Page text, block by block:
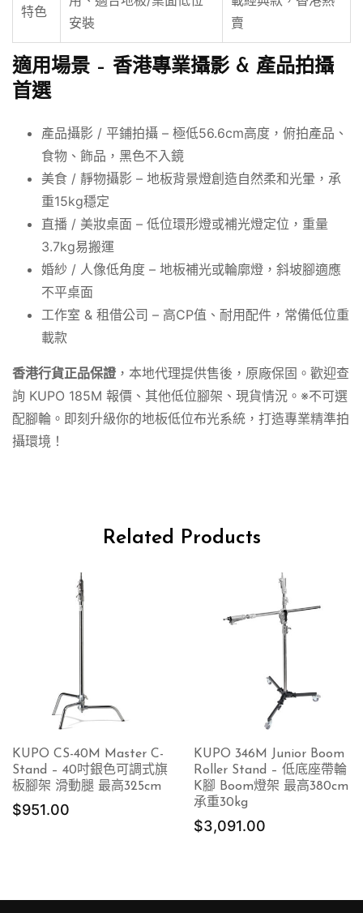
特色
安裝
賣
適用場景 – 香港專業攝影 & 產品拍攝
首選
產品攝影 / 平鋪拍攝 – 極低56.6cm高度，俯拍產品、
食物、飾品，黑色不入鏡
美食 / 靜物攝影 – 地板背景燈創造自然柔和光暈，承
重15kg穩定
直播 / 美妝桌面 – 低位環形燈或補光燈定位，重量
3.7kg易搬運
婚紗 / 人像低角度 – 地板補光或輪廓燈，斜坡腳適應
不平桌面
工作室 & 租借公司 – 高CP值、耐用配件，常備低位重
載款
香港行貨正品保證 ，本地代理提供售後，原廠保固。歡迎查
詢 KUPO 185M 報價、其他低位腳架、現貨情況。※不可選
配腳輪。即刻升級你的地板低位布光系統，打造專業精準拍
攝環境！
Related Products
KUPO CS-40M Master C-
Stand – 40吋銀色可調式旗
板腳架 滑動腿 最高325cm
$951.00
KUPO 346M Junior Boom
Roller Stand – 低底座帶輪
K腳 Boom燈架 最高380cm
承重30kg
$3,091.00